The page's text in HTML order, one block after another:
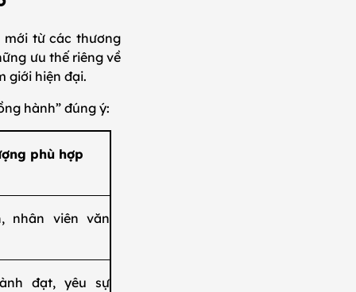
mới từ các thương
ưu thế riêng về
giới hiện đại.
hành” đúng ý:
phù hợp
nhân viên văn
đạt, yêu sự